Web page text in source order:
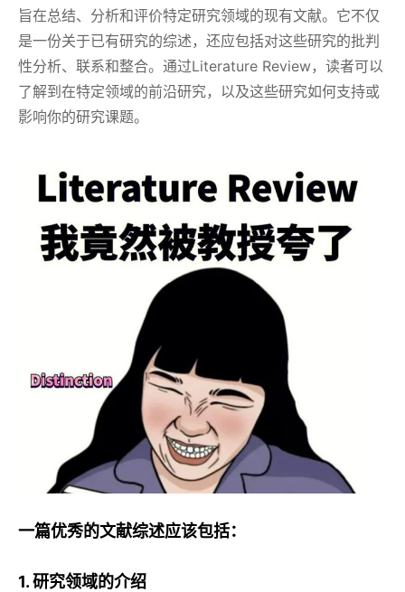
旨在总结、分析和评价特定研究领域的现有文献。它不仅
是一份关于已有研究的综述，还应包括对这些研究的批判
性分析、联系和整合。通过Literature Review，读者可以
了解到在特定领域的前沿研究，以及这些研究如何支持或
影响你的研究课题。
一篇优秀的文献综述应该包括：
1. 研究领域的介绍